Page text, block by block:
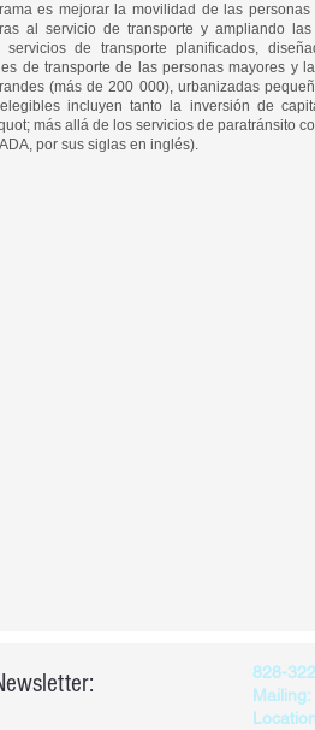
es mejorar la movilidad de las
al servicio de transporte y ampliando
servicios de transporte planificados,
de transporte de las personas mayores y
(más de 200 000), urbanizadas
incluyen tanto la inversión de
más allá de los servicios de paratránsito
por sus siglas en inglés).
828-
Mailing: